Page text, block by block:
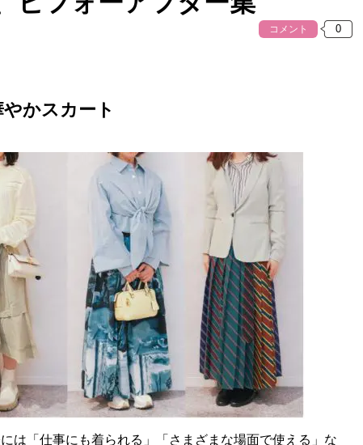
コメント
かスカート
は「仕事にも着られる」「さまざまな場面で使える」な